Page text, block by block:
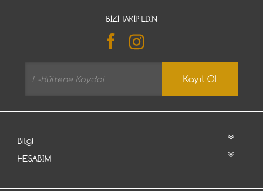
BIZI TAKIP EDIN
Kayıt Ol
Bilgi
HESABIM